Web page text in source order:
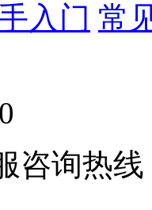
入门 常
咨询热线